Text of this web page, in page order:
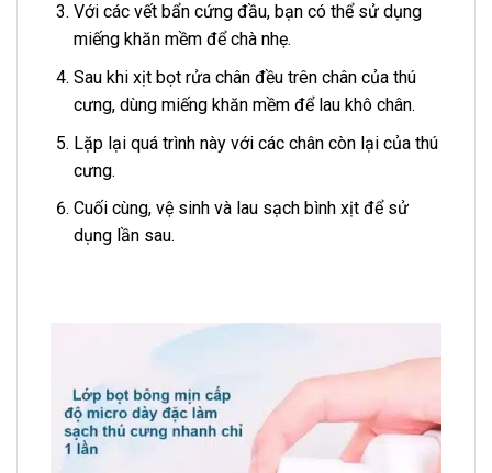
Với các vết bẩn cứng đầu, bạn có thể sử dụng
miếng khăn mềm để chà nhẹ.
Sau khi xịt bọt rửa chân đều trên chân của thú
cưng, dùng miếng khăn mềm để lau khô chân.
Lặp lại quá trình này với các chân còn lại của thú
cưng.
Cuối cùng, vệ sinh và lau sạch bình xịt để sử
dụng lần sau.